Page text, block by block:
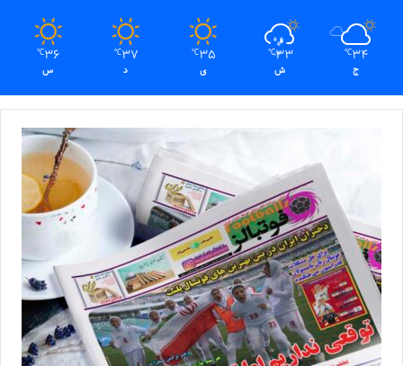
34
℃
ج
33
℃
ش
35
℃
ی
37
℃
د
36
℃
س